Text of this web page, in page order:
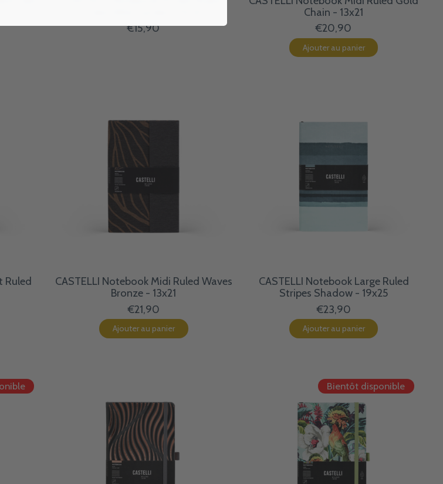
€15,90
Chain - 13x21
€20,90
Ajouter au panier
Ruled
CASTELLI Notebook Midi Ruled Waves
Bronze - 13x21
€21,90
Ajouter au panier
CASTELLI Notebook Large Ruled
Stripes Shadow - 19x25
€23,90
Ajouter au panier
Bientôt disponible